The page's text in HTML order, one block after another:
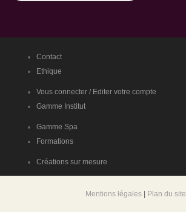
Contact
Ethique
Vous connecter / Editer votre compte
Gamme Institut
Gamme Spa
Formations
Créations sur mesure
Mentions légales Plan du site